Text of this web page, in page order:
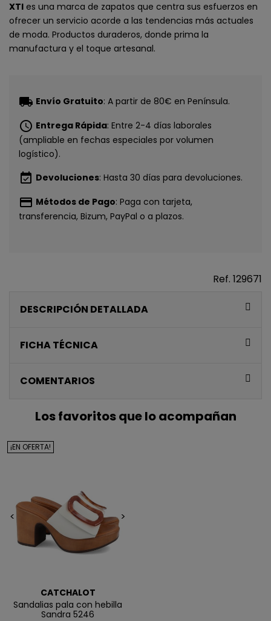
XTI es una marca de zapatos que centra sus esfuerzos en
ofrecer un servicio acorde a las tendencias más actuales
de moda. Productos duraderos, donde prima la
manufactura y el toque artesanal.
local_shipping Envío Gratuito: A partir de 80€ en Península.
schedule Entrega Rápida: Entre 2-4 días laborales
(ampliable en fechas especiales por volumen
logístico).
event_available Devoluciones: Hasta 30 días para devoluciones.
payment Métodos de Pago: Paga con tarjeta,
transferencia, Bizum, PayPal o a plazos.
Ref. 129671
DESCRIPCIÓN DETALLADA
FICHA TÉCNICA
COMENTARIOS
Los favoritos que lo acompañan
< >
CATCHALOT
Sandalias pala con hebilla
Sandra 5246
¡EN OFERTA!
CONSIGUE
EN TU PRIMERA
COMPRA*
para tu primera compra* (en pedidos de 80€ o más)
Además, acceso anticipado a lanzamientos y
QUIERO MIS 5€
NO, PREFIERO PAGAR MÁS